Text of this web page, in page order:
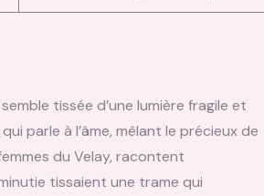
tissée d’une lumière fragile et
parle à l’âme, mêlant le précieux de
du Velay, racontent
tissaient une trame qui